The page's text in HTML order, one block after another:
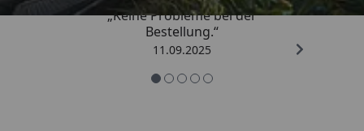
„Keine Probleme bei der
Bestellung.“
11.09.2025